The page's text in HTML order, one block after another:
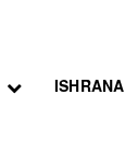
ISHRANA